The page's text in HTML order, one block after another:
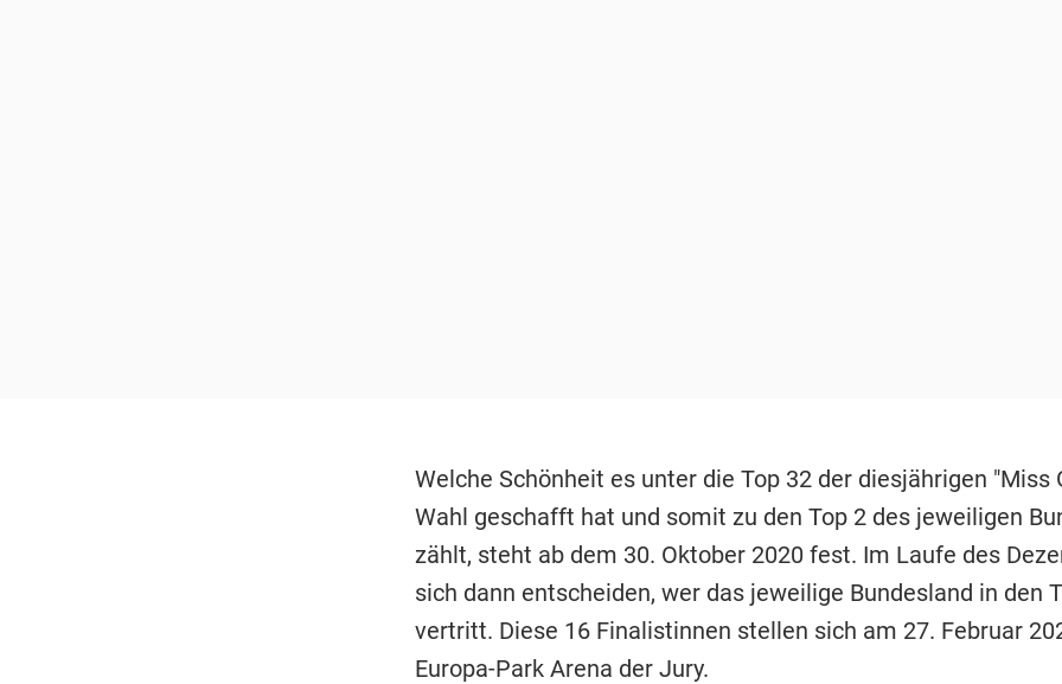
Welche Schönheit es unter die Top 32 der diesjährigen "Miss
Wahl geschafft hat und somit zu den Top 2 des jeweiligen
zählt, steht ab dem 30. Oktober 2020 fest. Im Laufe des
sich dann entscheiden, wer das jeweilige Bundesland in den
vertritt. Diese 16 Finalistinnen stellen sich am 27. Februar
Europa-Park Arena der Jury.